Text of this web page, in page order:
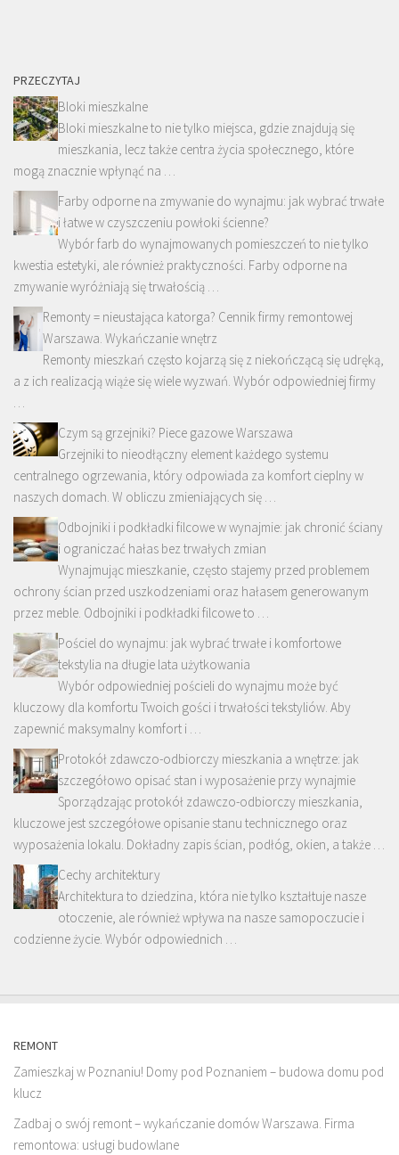
PRZECZYTAJ
Bloki mieszkalne
Bloki mieszkalne to nie tylko miejsca, gdzie znajdują się
mieszkania, lecz także centra życia społecznego, które
mogą znacznie wpłynąć na …
Farby odporne na zmywanie do wynajmu: jak wybrać trwałe
i łatwe w czyszczeniu powłoki ścienne?
Wybór farb do wynajmowanych pomieszczeń to nie tylko
kwestia estetyki, ale również praktyczności. Farby odporne na
zmywanie wyróżniają się trwałością …
Remonty = nieustająca katorga? Cennik firmy remontowej
Warszawa. Wykańczanie wnętrz
Remonty mieszkań często kojarzą się z niekończącą się udręką,
a z ich realizacją wiąże się wiele wyzwań. Wybór odpowiedniej firmy
…
Czym są grzejniki? Piece gazowe Warszawa
Grzejniki to nieodłączny element każdego systemu
centralnego ogrzewania, który odpowiada za komfort cieplny w
naszych domach. W obliczu zmieniających się …
Odbojniki i podkładki filcowe w wynajmie: jak chronić ściany
i ograniczać hałas bez trwałych zmian
Wynajmując mieszkanie, często stajemy przed problemem
ochrony ścian przed uszkodzeniami oraz hałasem generowanym
przez meble. Odbojniki i podkładki filcowe to …
Pościel do wynajmu: jak wybrać trwałe i komfortowe
tekstylia na długie lata użytkowania
Wybór odpowiedniej pościeli do wynajmu może być
kluczowy dla komfortu Twoich gości i trwałości tekstyliów. Aby
zapewnić maksymalny komfort i …
Protokół zdawczo-odbiorczy mieszkania a wnętrze: jak
szczegółowo opisać stan i wyposażenie przy wynajmie
Sporządzając protokół zdawczo-odbiorczy mieszkania,
kluczowe jest szczegółowe opisanie stanu technicznego oraz
wyposażenia lokalu. Dokładny zapis ścian, podłóg, okien, a także …
Cechy architektury
Architektura to dziedzina, która nie tylko kształtuje nasze
otoczenie, ale również wpływa na nasze samopoczucie i
codzienne życie. Wybór odpowiednich …
REMONT
Zamieszkaj w Poznaniu! Domy pod Poznaniem – budowa domu pod
klucz
Zadbaj o swój remont – wykańczanie domów Warszawa. Firma
remontowa: usługi budowlane